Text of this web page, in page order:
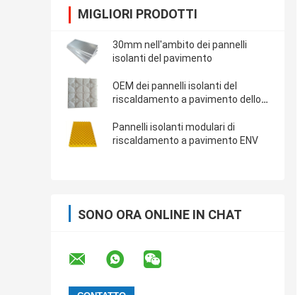
MIGLIORI PRODOTTI
30mm nell'ambito dei pannelli
isolanti del pavimento
OEM dei pannelli isolanti del
riscaldamento a pavimento dello
Pannelli isolanti modulari di
riscaldamento a pavimento ENV
SONO ORA ONLINE IN CHAT